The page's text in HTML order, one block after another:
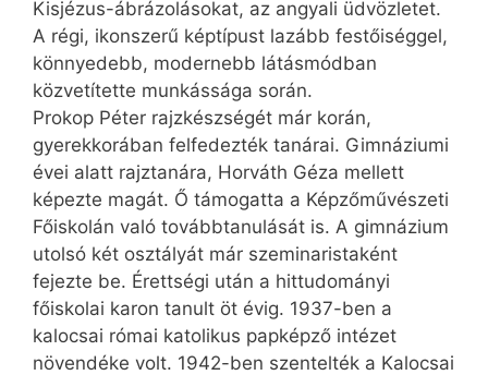
Kisjézus-ábrázolásokat, az angyali üdvözletet.
A régi, ikonszerű képtípust lazább festőiséggel,
könnyedebb, modernebb látásmódban
közvetítette munkássága során.
Prokop Péter rajzkészségét már korán,
gyerekkorában felfedezték tanárai. Gimnáziumi
évei alatt rajztanára, Horváth Géza mellett
képezte magát. Ő támogatta a Képzőművészeti
Főiskolán való továbbtanulását is. A gimnázium
utolsó két osztályát már szeminaristaként
fejezte be. Érettségi után a hittudományi
főiskolai karon tanult öt évig. 1937-ben a
kalocsai római katolikus papképző intézet
növendéke volt. 1942-ben szentelték a Kalocsai